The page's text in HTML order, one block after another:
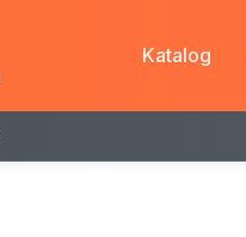
Katalog